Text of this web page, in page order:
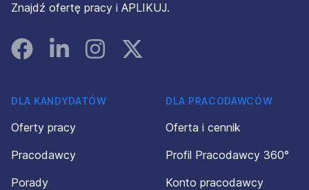
Znajdź ofertę pracy i APLIKUJ.
FacebookLinked InInstagramInstagram
DLA KANDYDATÓW
Oferty pracy
Pracodawcy
Porady
DLA PRACODAWCÓW
Oferta i cennik
Profil Pracodawcy 360°
Konto pracodawcy